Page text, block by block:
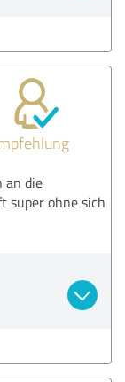
an die
super ohne sich